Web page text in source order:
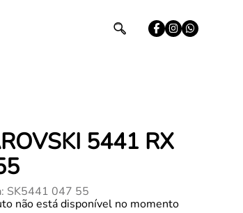
5441 RX
: SK5441 047 55
não está disponível no momento